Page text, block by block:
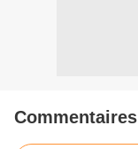
Commentaires